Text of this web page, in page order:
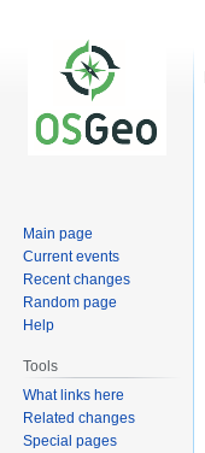
Main page
Current events
Recent changes
Random page
Help
Tools
What links here
Related changes
Special pages